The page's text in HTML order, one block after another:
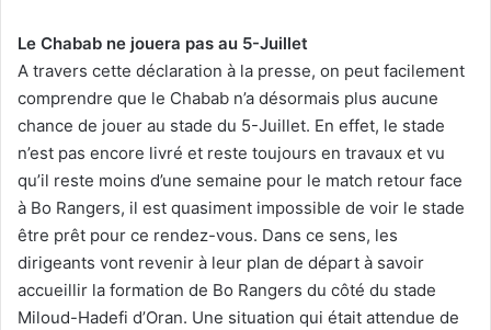
Le Chabab ne jouera pas au 5-Juillet
A travers cette déclaration à la presse, on peut facilement
comprendre que le Chabab n’a désormais plus aucune
chance de jouer au stade du 5-Juillet. En effet, le stade
n’est pas encore livré et reste toujours en travaux et vu
qu’il reste moins d’une semaine pour le match retour face
à Bo Rangers, il est quasiment impossible de voir le stade
être prêt pour ce rendez-vous. Dans ce sens, les
dirigeants vont revenir à leur plan de départ à savoir
accueillir la formation de Bo Rangers du côté du stade
Miloud-Hadefi d’Oran. Une situation qui était attendue de